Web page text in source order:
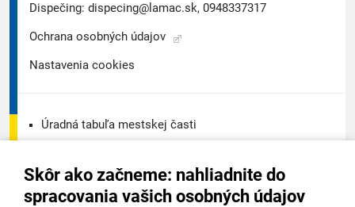
Skôr ako začneme: nahliadnite do
spracovania vašich osobných údajov
Dispečing: dispecing@lamac.sk, 0948337317
Ochrana osobných údajov
Nastavenia cookies
Úradná tabuľa mestskej časti
Úradná tabuľa stavebného úradu